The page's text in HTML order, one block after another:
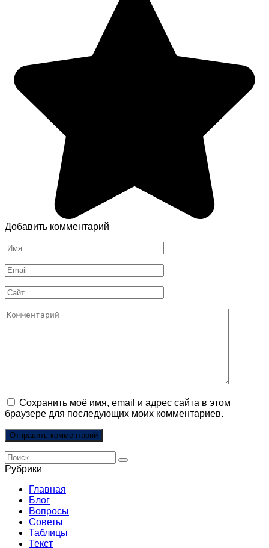
Добавить комментарий
Имя
*
Email
*
Сайт
Комментарий
Сохранить моё имя, email и адрес сайта в этом
браузере для последующих моих комментариев.
Search
for:
Рубрики
Главная
Блог
Вопросы
Советы
Таблицы
Текст